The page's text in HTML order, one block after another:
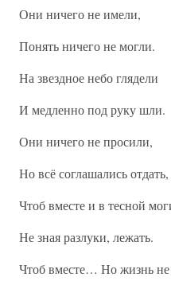
Они ничего не имели,
Понять ничего не могли.
На звездное небо глядели
И медленно под руку шли.
Они ничего не просили,
Но всё соглашались отдать,
Чтоб вместе и в тесной
Не зная разлуки, лежать.
Чтоб вместе… Но жизнь не